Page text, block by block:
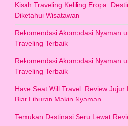
Kisah Traveling Keliling Eropa:
Diketahui Wisatawan
Rekomendasi Akomodasi Nyaman
Traveling Terbaik
Rekomendasi Akomodasi Nyaman
Traveling Terbaik
Have Seat Will Travel: Review Jujur
Biar Liburan Makin Nyaman
Temukan Destinasi Seru Lewat